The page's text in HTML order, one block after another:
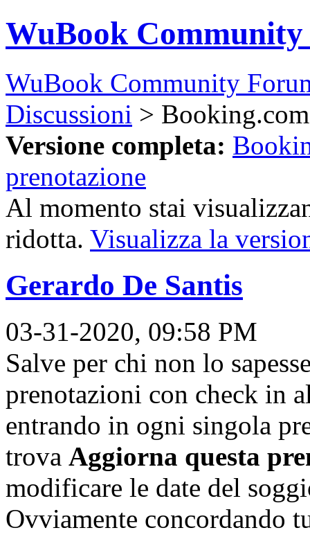
WuBook
WuBook Community
Discussioni >
Versione completa:
prenotazione
Al momento stai
ridotta. Visualizza la
Gerardo De Santis
03-31-2020, 09:58 PM
Salve per chi non lo
prenotazioni con check in
entrando in ogni singola
trova Aggiorna questa
modificare le date del
Ovviamente concordando